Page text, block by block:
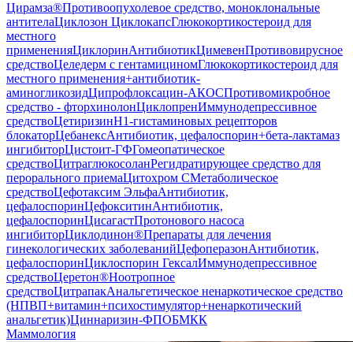
Цирамза®Противоопухолевое средство, моноклональные
антителаЦиклозон ЦиклокапсГлюкокортикостероид для
местного
примененияЦиклоринАнтибиотикЦимевенПротивовирусное
средствоЦеледерм с гентамициномГлюкокортикостероид для
местного применения+антибиотик-
аминогликозидЦипрофлоксацин-АКОСПротивомикробное
средство - фторхинолонЦиклопренИммунодепрессивное
средствоЦетиризинH1-гистаминовых рецепторов
блокаторЦебанексАнтибиотик, цефалоспорин+бета-лактамаз
ингибиторЦистоит-ГФГомеопатическое
средствоЦитраглюкосоланРегидратирующее средство для
перорального приемаЦитохром СМетаболическое
средствоЦефотаксим ЭльфаАнтибиотик,
цефалоспоринЦефокситинАнтибиотик,
цефалоспоринЦисагастПротонового насоса
ингибиторЦиклодинон®Препараты для лечения
гинекологических заболеванийЦефоперазонАнтибиотик,
цефалоспоринЦиклоспорин ГексалИммунодепрессивное
средствоЦеретон®Ноотропное
средствоЦитрапакАнальгетическое ненаркотическое средство
(НПВП+витамин+психостимулятор+ненаркотический
анальгетик)Циннаризин-ФПОБМКК
Маммология